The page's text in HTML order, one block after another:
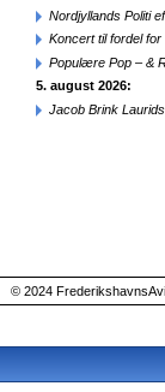
Nordjyllands Politi
Koncert til fordel
Populære Pop – &
5. august 2026:
Jacob Brink
© 2024